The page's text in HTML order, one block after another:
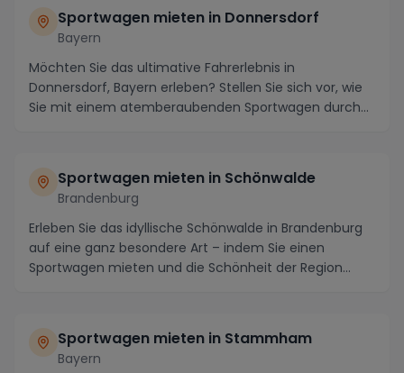
Sportwagen mieten in Donnersdorf
Bayern
Möchten Sie das ultimative Fahrerlebnis in
Donnersdorf, Bayern erleben? Stellen Sie sich vor, wie
Sie mit einem atemberaubenden Sportwagen durch
Sportwagen mieten in Schönwalde
Brandenburg
Erleben Sie das idyllische Schönwalde in Brandenburg
auf eine ganz besondere Art – indem Sie einen
Sportwagen mieten und die Schönheit der Region
Sportwagen mieten in Stammham
Bayern